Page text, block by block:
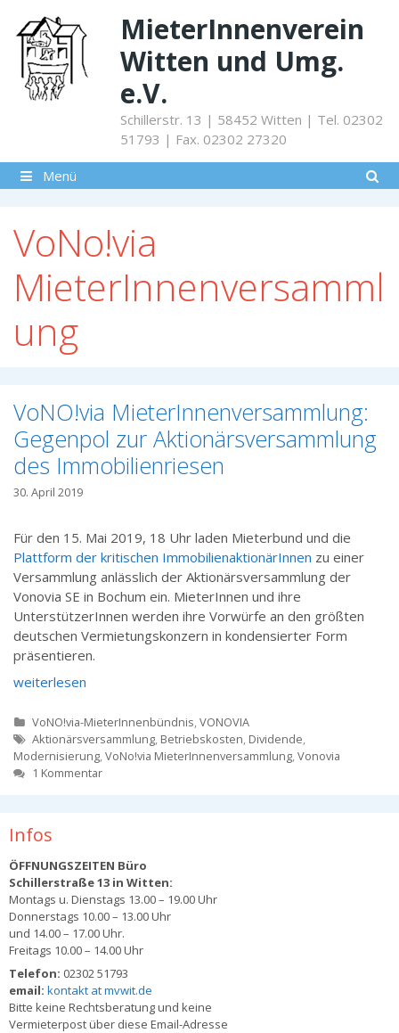
zum
Inhalt
MieterInnenverein
Witten und Umg.
e.V.
Schillerstr. 13 | 58452 Witten | Tel. 02302
51793 | Fax. 02302 27320
Menü
VoNo!via
MieterInnenversamml
ung
VoNO!via MieterInnenversammlung:
Gegenpol zur Aktionärsversammlung
des Immobilienriesen
30. April 2019
Für den 15. Mai 2019, 18 Uhr laden Mieterbund und die
Plattform der kritischen ImmobilienaktionärInnen zu einer
Versammlung anlässlich der Aktionärsversammlung der
Vonovia SE in Bochum ein. MieterInnen und ihre
UnterstützerInnen werden ihre Vorwürfe an den größten
deutschen Vermietungskonzern in kondensierter Form
präsentieren.
weiterlesen
Kategorien
VoNO!via-MieterInnenbündnis,VONOVIA
Tags
Aktionärsversammlung, Betriebskosten, Dividende,
Modernisierung,VoNo!via MieterInnenversammlung,Vonovia
1 Kommentar
Infos
ÖFFNUNGSZEITEN Büro
Schillerstraße 13 in Witten:
Montags u. Dienstags 13.00 – 19.00 Uhr
Donnerstags 10.00 – 13.00 Uhr
und 14.00 – 17.00 Uhr.
Freitags 10.00 – 14.00 Uhr
Telefon: 02302 51793
email: kontakt at mvwit.de
Bitte keine Rechtsberatung und keine
Vermieterpost über diese Email-Adresse